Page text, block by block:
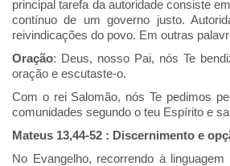
principal tarefa da autoridade consiste em
contínuo de um governo justo.
reivindicações do povo. Em outras
Oração: Deus, nosso Pai, nós Te
oração e escutaste-o.
Com o rei Salomão, nós Te pedimos
comunidades segundo o teu Espírito e
Mateus 13,44-52 : Discernimento e
No Evangelho, recorrendo à